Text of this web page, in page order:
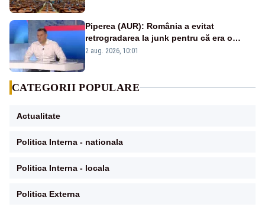
Piperea (AUR): România a evitat
retrogradarea la junk pentru că era o
catastrofă pentru bănci și fondurile de
2 aug. 2026, 10:01
CATEGORII POPULARE
Actualitate
Politica Interna - nationala
Politica Interna - locala
Politica Externa